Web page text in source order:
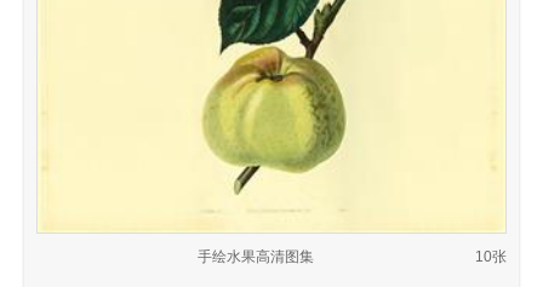
手绘水果高清图集 10张